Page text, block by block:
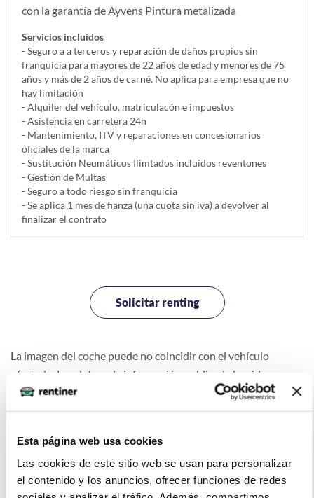
Esta página web usa cookies
Las cookies de este sitio web se usan para personalizar
el contenido y los anuncios, ofrecer funciones de redes
con la garantía de Ayvens Pintura metalizada
Servicios incluidos
- Seguro a a terceros y reparación de daños propios sin
franquicia para mayores de 22 años de edad y menores de 75
años y más de 2 años de carné. No aplica para empresa que no
hay limitación
- Alquiler del vehí­culo, matriculacón e impuestos
- Asistencia en carretera 24h
- Mantenimiento, ITV y reparaciones en concesionarios
oficiales de la marca
- Sustitución Neumáticos Ilimtados incluidos reventones
- Gestión de Multas
- Seguro a todo riesgo sin franquicia
- Se aplica 1 mes de fianza (una cuota sin iva) a devolver al
finalizar el contrato
Solicitar renting
La imagen del coche puede no coincidir con el vehículo
ofertado. Los datos y la información publicada ha sido
obtenida de la empresa ofertante del renting y tiene solo
efectos informativos no contractuales.